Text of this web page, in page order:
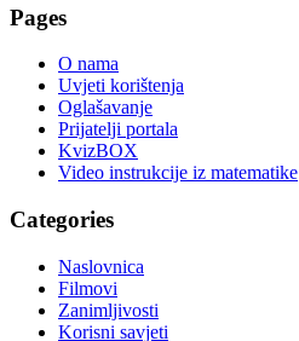
Pages
O nama
Uvjeti korištenja
Oglašavanje
Prijatelji portala
KvizBOX
Video instrukcije iz matematike
Categories
Naslovnica
Filmovi
Zanimljivosti
Korisni savjeti